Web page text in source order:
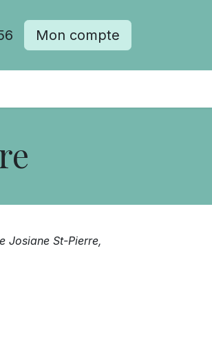
Mon compte
Josiane St-Pierre,